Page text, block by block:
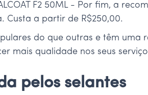
F2 50ML - Por fim, a
a partir de R$250,00.
do que outras e têm uma
mais qualidade nos seus
pelos selantes